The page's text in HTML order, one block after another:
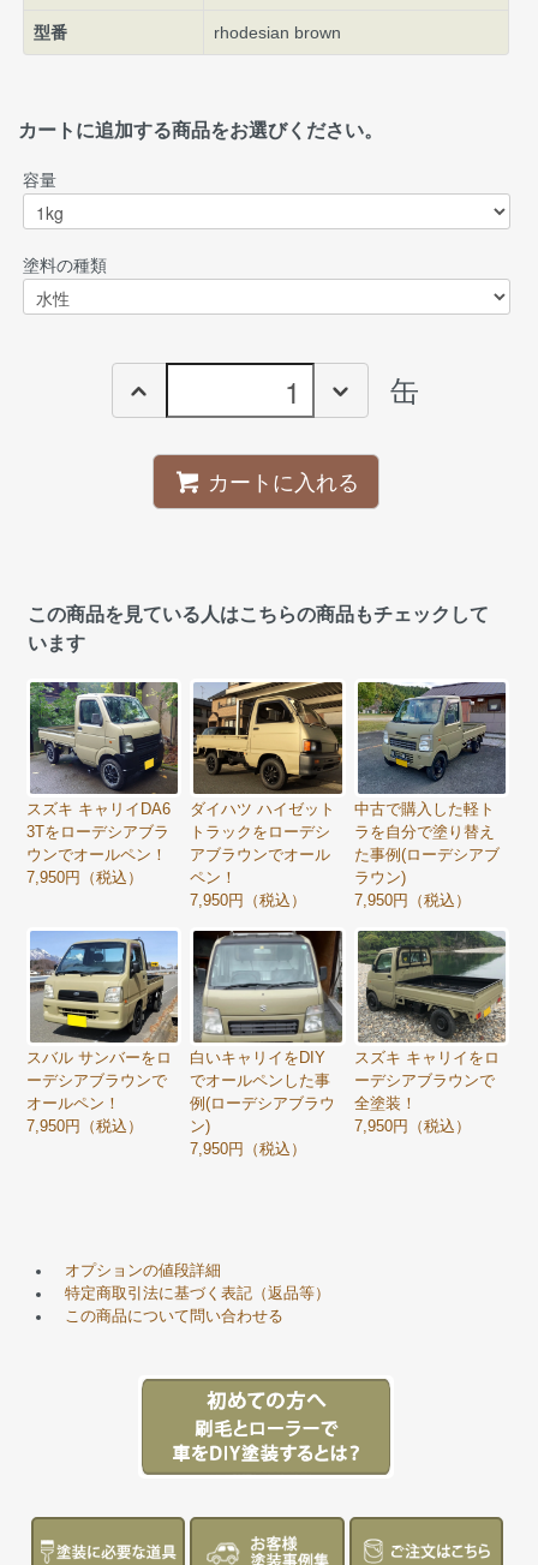
型番 rhodesian brown
カートに追加する商品をお選びください。
容量
塗料の種類
缶
カートに入れる
この商品を見ている人はこちらの商品もチェックして
います
スズキ キャリイDA6
3Tをローデシアブラ
ウンでオールペン！
7,950円（税込）
ダイハツ ハイゼット
トラックをローデシ
アブラウンでオール
ペン！
7,950円（税込）
中古で購入した軽ト
ラを自分で塗り替え
た事例(ローデシアブ
ラウン)
7,950円（税込）
スバル サンバーをロ
ーデシアブラウンで
オールペン！
7,950円（税込）
白いキャリイをDIY
でオールペンした事
例(ローデシアブラウ
ン)
7,950円（税込）
スズキ キャリイをロ
ーデシアブラウンで
全塗装！
7,950円（税込）
オプションの値段詳細
特定商取引法に基づく表記（返品等）
この商品について問い合わせる